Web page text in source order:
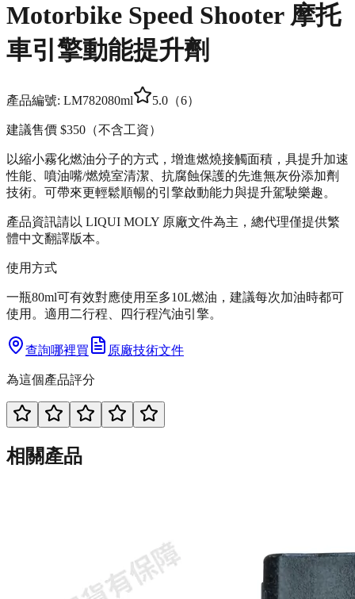
Motorbike Speed Shooter 摩托
車引擎動能提升劑
產品編號: LM782080ml 5.0 （6）
建議售價 $350 （不含工資）
以縮小霧化燃油分子的方式，增進燃燒接觸面積，具提升加速
性能、噴油嘴/燃燒室清潔、抗腐蝕保護的先進無灰份添加劑
技術。可帶來更輕鬆順暢的引擎啟動能力與提升駕駛樂趣。
產品資訊請以 LIQUI MOLY 原廠文件為主，總代理僅提供繁
體中文翻譯版本。
使用方式
一瓶80ml可有效對應使用至多10L燃油，建議每次加油時都可
使用。適用二行程、四行程汽油引擎。
查詢哪裡買 原廠技術文件
為這個產品評分
相關產品